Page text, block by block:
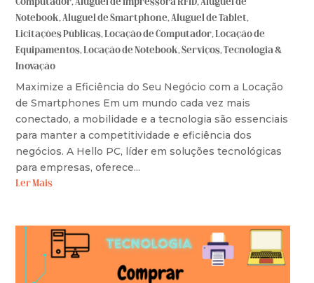
Computador,Aluguel de Impressora RFID,Aluguel de
Notebook,Aluguel de Smartphone,Aluguel de Tablet,
Licitações Públicas,Locação de Computador,Locação de
Equipamentos,Locação de Notebook,Serviços,Tecnologia &
Inovação
Maximize a Eficiência do Seu Negócio com a Locação
de Smartphones Em um mundo cada vez mais
conectado, a mobilidade e a tecnologia são essenciais
para manter a competitividade e eficiência dos
negócios. A Hello PC, líder em soluções tecnológicas
para empresas, oferece...
Ler Mais